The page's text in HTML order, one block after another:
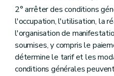
2° arrêter des conditions
l'occupation, l'utilisation, la
l'organisation de
soumises, y compris le
détermine le tarif et les
conditions générales